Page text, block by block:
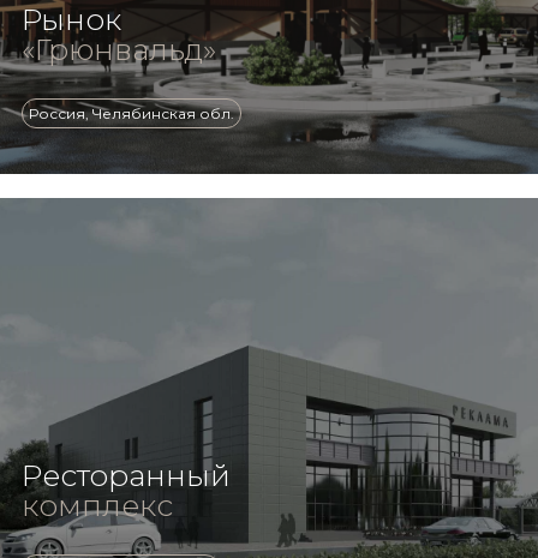
Россия, Челябинская обл.
Рынок
«Грюнвальд»
Ресторанный
комплекс